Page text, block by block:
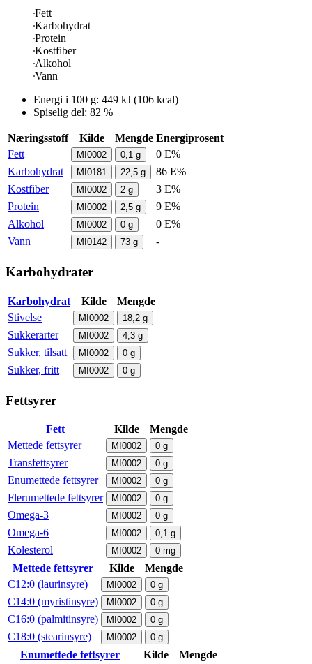
Fett
Karbohydrat
Protein
Kostfiber
Alkohol
Vann
Energi i 100 g: 449 kJ (106 kcal)
Spiselig del: 82 %
Næringsstoff Kilde Mengde Energiprosent
Fett
MI0002 0,1 g
0 E%
Karbohydrat
MI0181 22,5 g
86 E%
Kostfiber
MI0002 2 g
3 E%
Protein
MI0002 2,5 g
9 E%
Alkohol
MI0002 0 g
0 E%
Vann
MI0142 73 g -
Karbohydrater
Karbohydrat Kilde
Mengde
Stivelse
MI0002 18,2 g
Sukkerarter MI0002 4,3 g
Sukker, tilsatt MI0002 0 g
Sukker, fritt MI0002 0 g
Fettsyrer
Fett Kilde
Mengde
Mettede fettsyrer
MI0002 0 g
Transfettsyrer MI0002 0 g
Enumettede fettsyrer MI0002 0 g
Flerumettede fettsyrer MI0002 0 g
Omega-3 MI0002 0 g
Omega-6 MI0002 0,1 g
Kolesterol MI0002 0 mg
Mettede fettsyrer Kilde
Mengde
C12:0 (laurinsyre)
MI0002 0 g
C14:0 (myristinsyre) MI0002 0 g
C16:0 (palmitinsyre) MI0002 0 g
C18:0 (stearinsyre) MI0002 0 g
Enumettede fettsyrer Kilde
Mengde